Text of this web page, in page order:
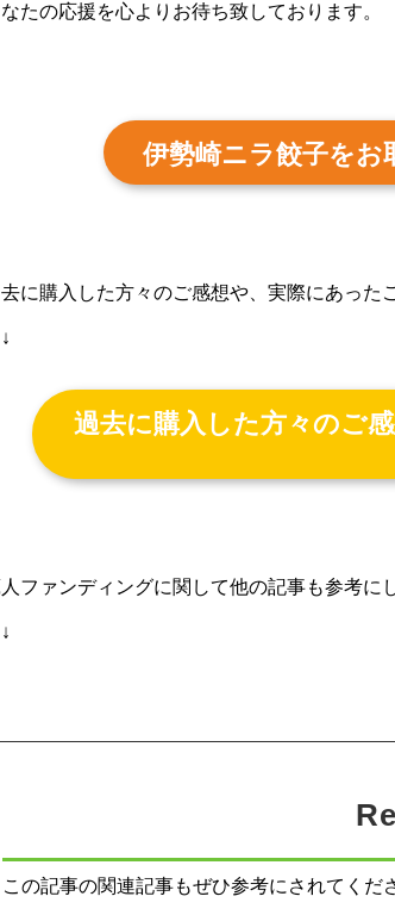
たの応援を心よりお待ち致しております。
伊勢崎ニラ餃子をお
に購入した方々のご感想や、実際にあった
過去に購入した方々のご
ファンディングに関して他の記事も参考に
この記事の関連記事もぜひ参考にされてくだ